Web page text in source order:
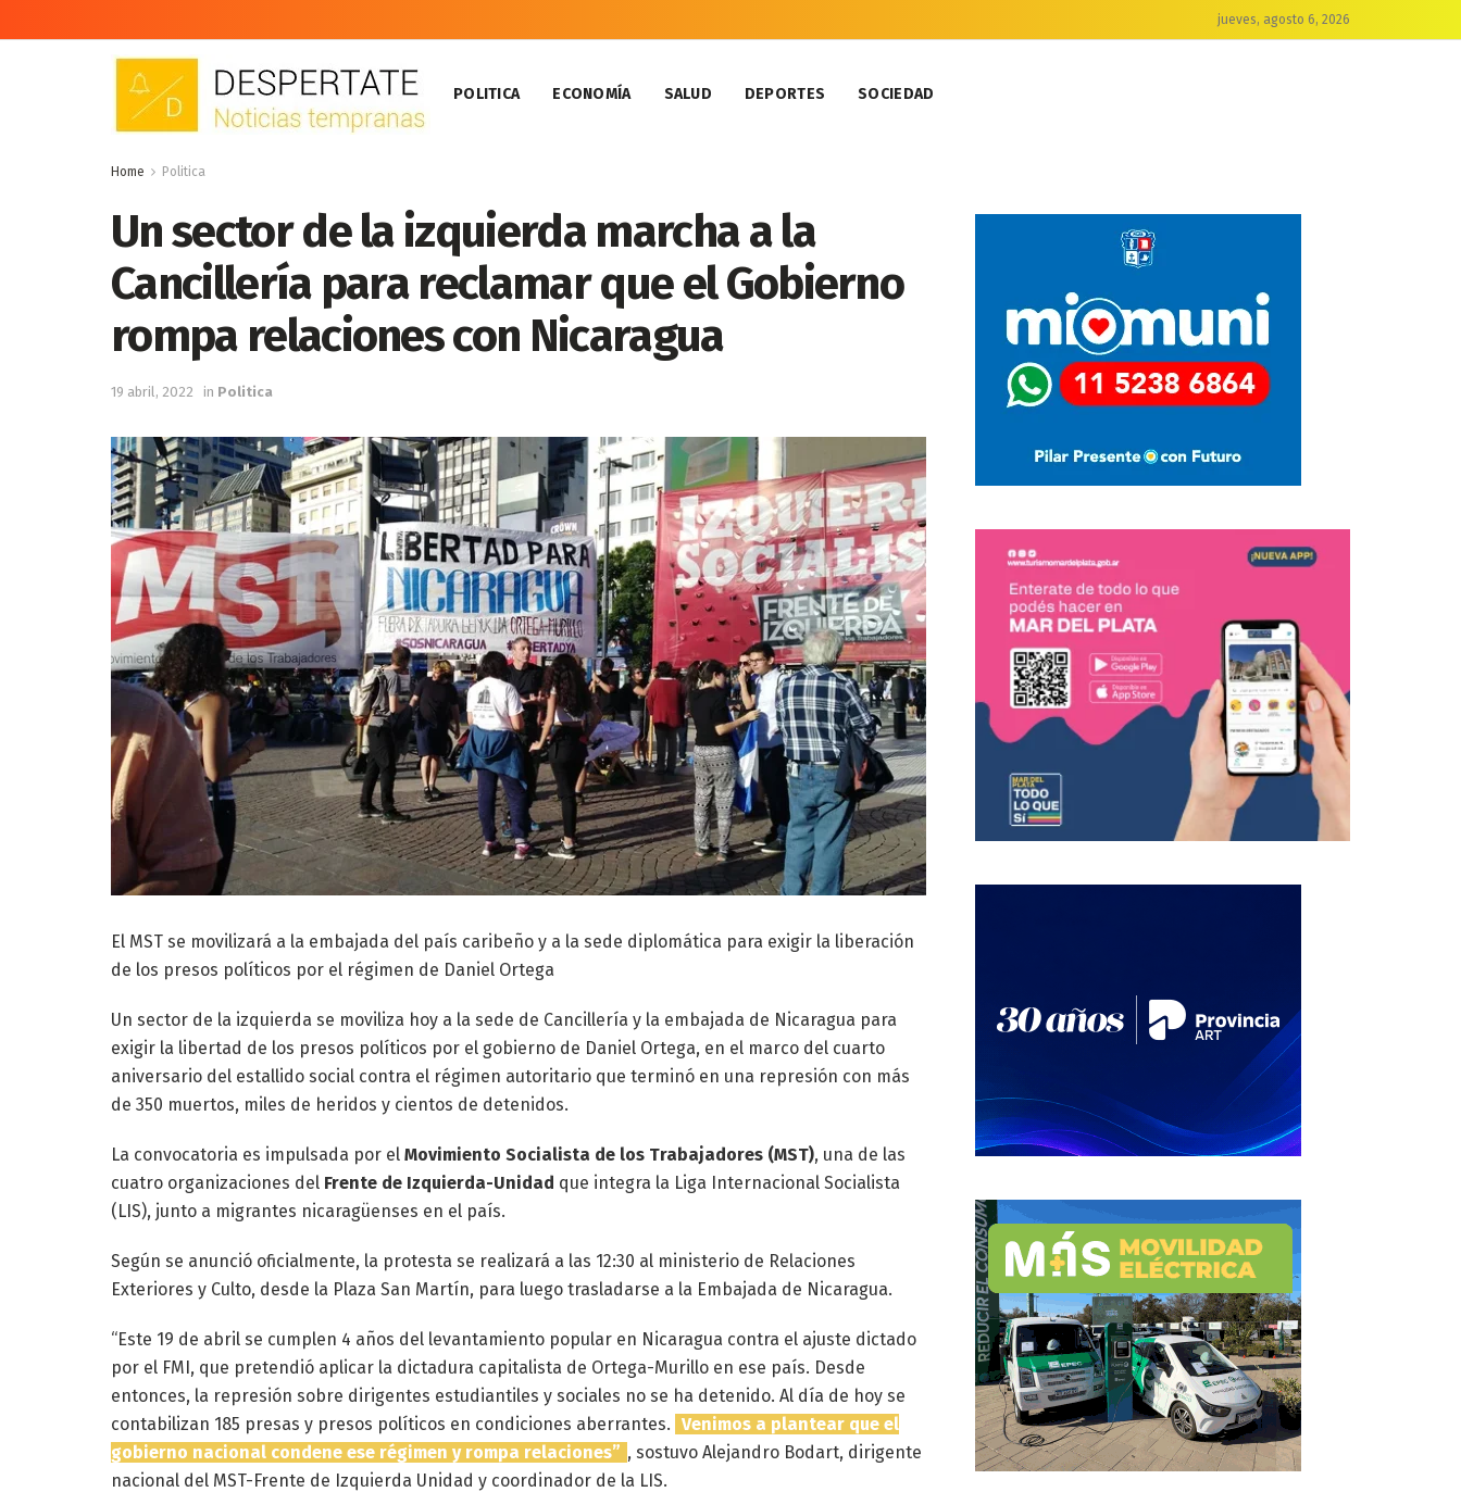
jueves, agosto 6, 2026
POLITICA ECONOMÍA SALUD DEPORTES SOCIEDAD
Home Politica
Un sector de la izquierda marcha a la
Cancillería para reclamar que el Gobierno
rompa relaciones con Nicaragua
19 abril, 2022 in Politica
El MST se movilizará a la embajada del país caribeño y a la sede diplomática para exigir la liberación
de los presos políticos por el régimen de Daniel Ortega
Un sector de la izquierda se moviliza hoy a la sede de Cancillería y la embajada de Nicaragua para
exigir la libertad de los presos políticos por el gobierno de Daniel Ortega, en el marco del cuarto
aniversario del estallido social contra el régimen autoritario que terminó en una represión con más
de 350 muertos, miles de heridos y cientos de detenidos.
La convocatoria es impulsada por el Movimiento Socialista de los Trabajadores (MST), una de las
cuatro organizaciones del Frente de Izquierda-Unidad que integra la Liga Internacional Socialista
(LIS), junto a migrantes nicaragüenses en el país.
Según se anunció oficialmente, la protesta se realizará a las 12:30 al ministerio de Relaciones
Exteriores y Culto, desde la Plaza San Martín, para luego trasladarse a la Embajada de Nicaragua.
“Este 19 de abril se cumplen 4 años del levantamiento popular en Nicaragua contra el ajuste dictado
por el FMI, que pretendió aplicar la dictadura capitalista de Ortega-Murillo en ese país. Desde
entonces, la represión sobre dirigentes estudiantiles y sociales no se ha detenido. Al día de hoy se
contabilizan 185 presas y presos políticos en condiciones aberrantes. Venimos a plantear que el
gobierno nacional condene ese régimen y rompa relaciones” , sostuvo Alejandro Bodart, dirigente
nacional del MST-Frente de Izquierda Unidad y coordinador de la LIS.